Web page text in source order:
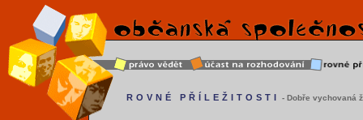
ROVNÉ PŘÍLEŽITOSTI - Dobře vychovaná